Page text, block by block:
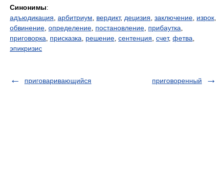
Синонимы:
адъюдикация арбитриум вердикт, децизия заключение изрок
обвинение определение постановление прибаутка
приговорка
присказка решение сентенция счет, фетва
эпикризис
приговаривающийся приговоренный